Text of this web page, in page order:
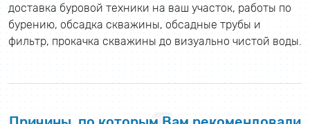
доставка буровой техники на ваш участок, работы по
бурению, обсадка скважины, обсадные трубы и
фильтр, прокачка скважины до визуально чистой воды.